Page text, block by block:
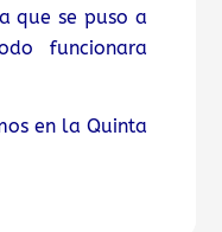
que se puso a
funcionara
la Quinta